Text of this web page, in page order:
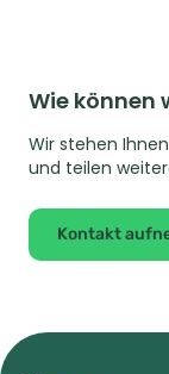
Wie können
Wir stehen
und teilen
Kontakt